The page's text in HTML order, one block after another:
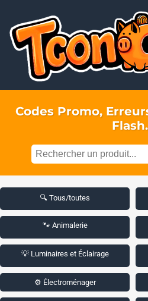
Codes Promo,
🔍 Tous/toutes
🐾 Animalerie
💡 Luminaires et Éclairage
⚙️ Électroménager